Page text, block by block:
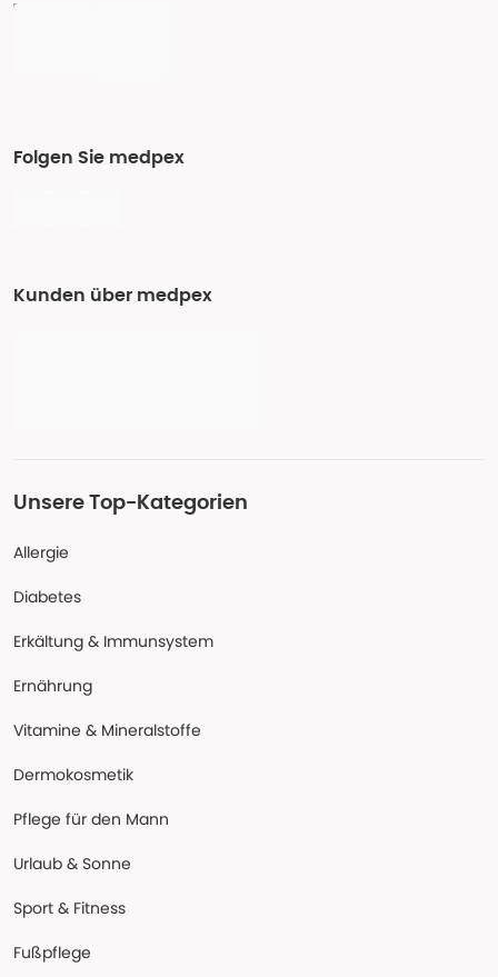
Folgen Sie medpex
Kunden über medpex
Unsere Top-Kategorien
Allergie
Diabetes
Erkältung & Immunsystem
Ernährung
Vitamine & Mineralstoffe
Dermokosmetik
Pflege für den Mann
Urlaub & Sonne
Sport & Fitness
Fußpflege